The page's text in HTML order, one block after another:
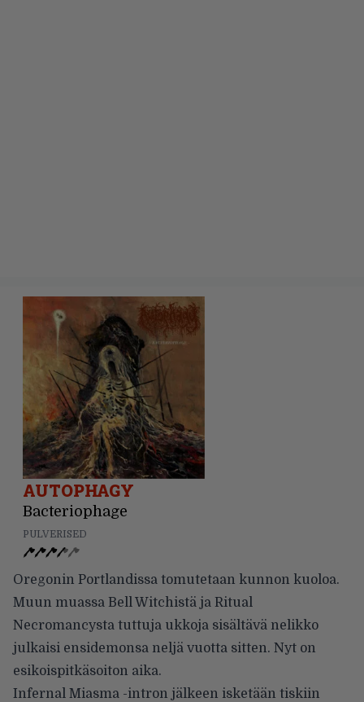
AUTOPHAGY
Bacteriophage
PULVERISED
Oregonin Portlandissa tomutetaan kunnon kuoloa.
Muun muassa Bell Witchistä ja Ritual
Necromancysta tuttuja ukkoja sisältävä nelikko
julkaisi ensidemonsa neljä vuotta sitten. Nyt on
esikoispitkäsoiton aika.
Infernal Miasma -intron jälkeen isketään tiskiin